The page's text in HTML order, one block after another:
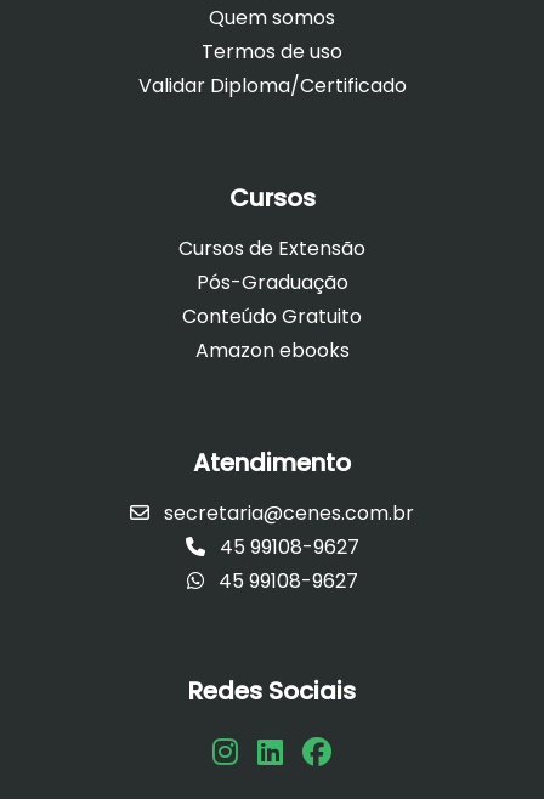
Quem somos
Termos de uso
Validar Diploma/Certificado
Cursos
Cursos de Extensão
Pós-Graduação
Conteúdo Gratuito
Amazon ebooks
Atendimento
secretaria@cenes.com.br
45 99108-9627
45 99108-9627
Redes Sociais